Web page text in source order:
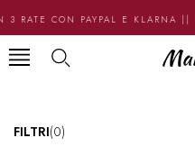
3 RATE CON PAYPAL E KLARNA
FILTRI(0)